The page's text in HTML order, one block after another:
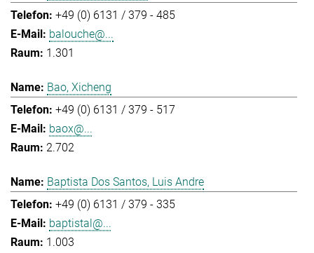
+49 (0) 6131 / 379 - 485
balouche@...
1.301
Bao, Xicheng
+49 (0) 6131 / 379 - 517
baox@...
2.702
Baptista Dos Santos, Luis Andre
+49 (0) 6131 / 379 - 335
baptistal@...
1.003